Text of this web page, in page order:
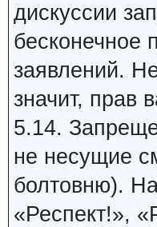
дискуссии
бесконечное
заявлений.
значит, прав
5.14.
не несущие
болтовню).
«Респект!»,